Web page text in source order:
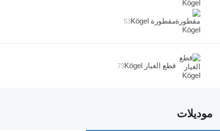
مقطورة Kögel 53
قطع الغيار Kögel 73
موديلات